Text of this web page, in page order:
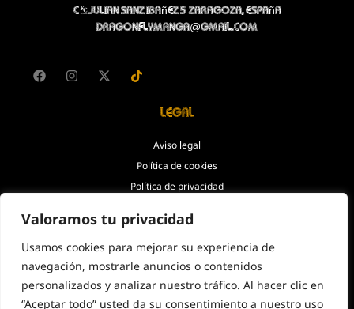
Valoramos tu privacidad
Usamos cookies para mejorar su experiencia de
navegación, mostrarle anuncios o contenidos
personalizados y analizar nuestro tráfico. Al hacer clic en
“Aceptar todo” usted da su consentimiento a nuestro uso
C/Julian Sanz Ibañez 5 Zaragoza, España
dragonflymanga@gmail.com
Legal
Aviso legal
Política de cookies
Política de privacidad
© Copyright 2026. Todos los
derechos reservados.